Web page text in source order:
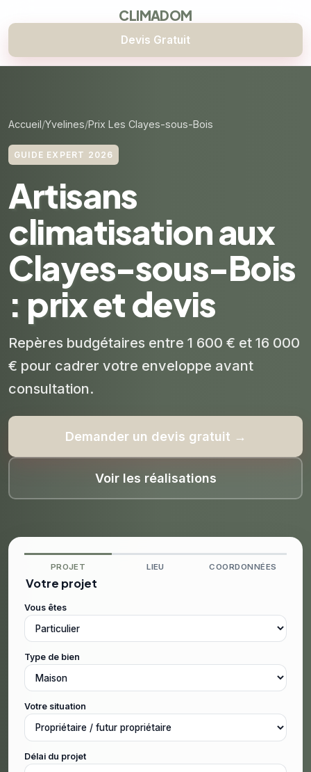
CLIMADOM
Devis Gratuit
Accueil Yvelines Prix Les Clayes-sous-Bois
GUIDE EXPERT 2026
Artisans
climatisation aux
Clayes-sous-Bois
: prix et devis
Repères budgétaires entre 1 600 € et 16 000
€ pour cadrer votre enveloppe avant
consultation.
Demander un devis gratuit →
Voir les réalisations
PROJET LIEU COORDONNÉES
Votre projet
Vous êtes
Type de bien
Votre situation
Délai du projet